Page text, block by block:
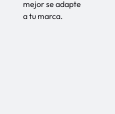
mejor se adapte
a tu marca.